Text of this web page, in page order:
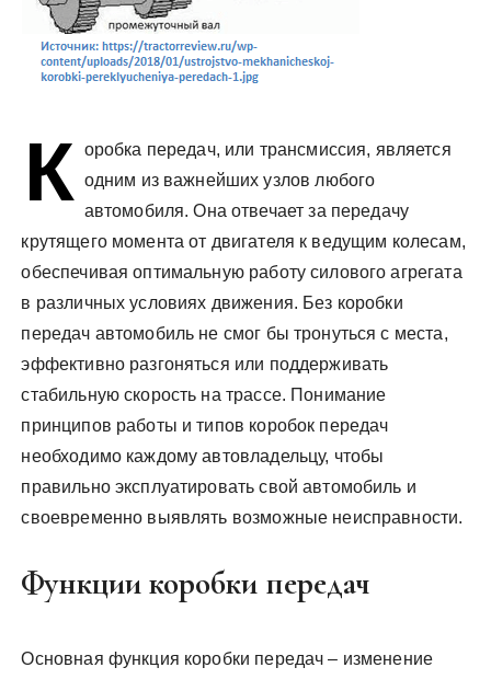
К оробка передач, или трансмиссия, является
одним из важнейших узлов любого
автомобиля. Она отвечает за передачу
крутящего момента от двигателя к ведущим колесам,
обеспечивая оптимальную работу силового агрегата
в различных условиях движения. Без коробки
передач автомобиль не смог бы тронуться с места,
эффективно разгоняться или поддерживать
стабильную скорость на трассе. Понимание
принципов работы и типов коробок передач
необходимо каждому автовладельцу, чтобы
правильно эксплуатировать свой автомобиль и
своевременно выявлять возможные неисправности.
Функции коробки передач
Основная функция коробки передач – изменение